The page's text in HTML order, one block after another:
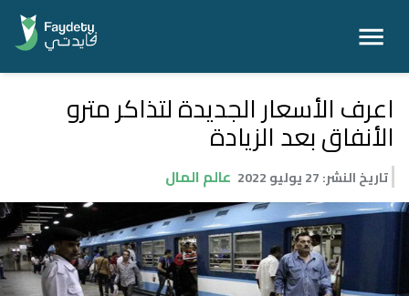
اعرف الأسعار الجديدة لتذاكر مترو
الأنفاق بعد الزيادة
تاريخ النشر:27 يوليو 2022 عالم المال